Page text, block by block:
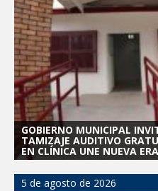
GOBIERNO MUNICIPAL
TAMIZAJE AUDITIVO
EN CLÍNICA UNE NUEVA ERA
5 de agosto de 2026